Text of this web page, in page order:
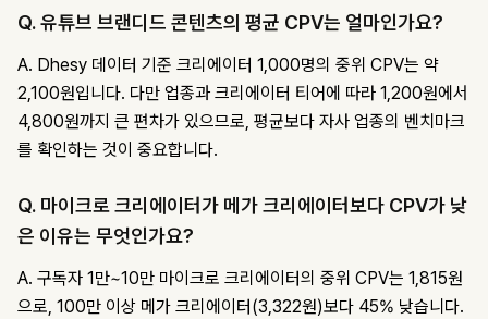
Q. 유튜브 브랜디드 콘텐츠의 평균 CPV는 얼마인가요?
A. Dhesy 데이터 기준 크리에이터 1,000명의 중위 CPV는 약
2,100원입니다. 다만 업종과 크리에이터 티어에 따라 1,200원에서
4,800원까지 큰 편차가 있으므로, 평균보다 자사 업종의 벤치마크
를 확인하는 것이 중요합니다.
Q. 마이크로 크리에이터가 메가 크리에이터보다 CPV가 낮
은 이유는 무엇인가요?
A. 구독자 1만~10만 마이크로 크리에이터의 중위 CPV는 1,815원
으로, 100만 이상 메가 크리에이터(3,322원)보다 45% 낮습니다.